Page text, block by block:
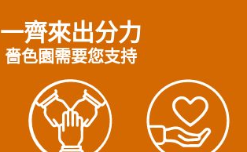
一齊來出分力
嗇色園需要您支持